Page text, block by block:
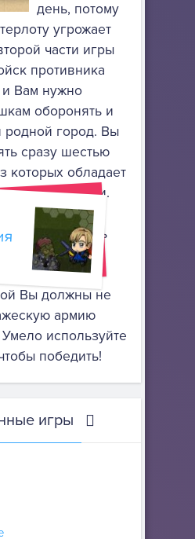
день, потому
угрожает
части игры
противника
и Вам нужно
оборонять и
родной город. Вы
сразу шестью
которых обладает
навыками.
атакующие
уничтожать
вида. типа и
как
Вы должны не
армию
используйте
победить!
игры